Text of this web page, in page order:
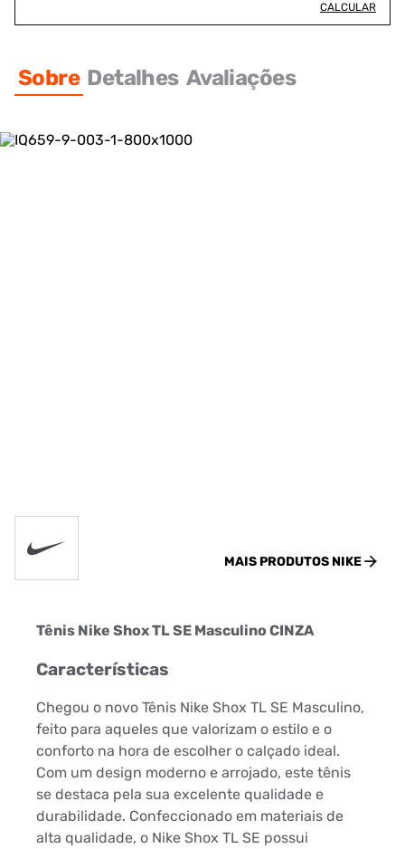
CALCULAR
Sobre Detalhes Avaliações
MAIS PRODUTOS NIKE
Tênis Nike Shox TL SE Masculino CINZA
Características
Chegou o novo Tênis Nike Shox TL SE Masculino,
feito para aqueles que valorizam o estilo e o
conforto na hora de escolher o calçado ideal.
Com um design moderno e arrojado, este tênis
se destaca pela sua excelente qualidade e
durabilidade. Confeccionado em materiais de
alta qualidade, o Nike Shox TL SE possui